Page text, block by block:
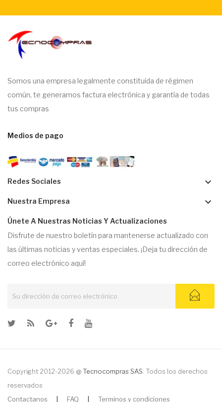
Somos una empresa legalmente constituida de régimen
común, te generamos factura electrónica y garantía de todas
tus compras
Medios de pago
Redes Sociales keyboard_arrow_down
Nuestra Empresa keyboard_arrow_down
Únete A Nuestras Noticias Y Actualizaciones
Disfrute de nuestro boletín para mantenerse actualizado con
las últimas noticias y ventas especiales. ¡Deja tu dirección de
correo electrónico aquí!
Copyright 2012-2026 @ Tecnocompras SAS . Todos los derechos
reservados
Contactanos
FAQ Terminos y condiciones